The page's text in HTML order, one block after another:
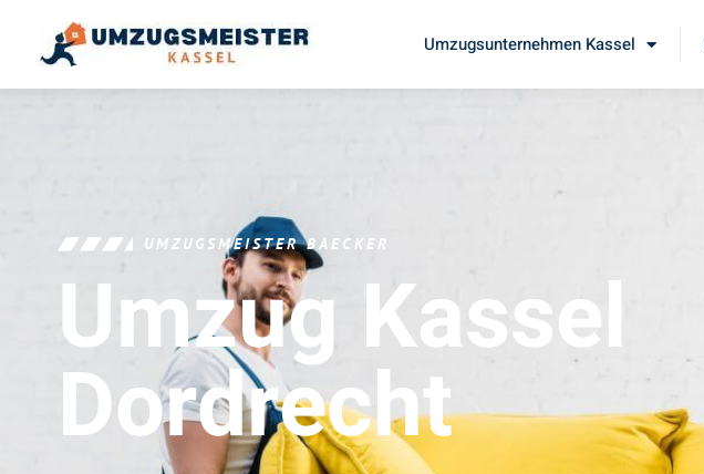
Umzugsunternehmen Kassel
UMZUGSMEISTER BAECKER
Umzug Kassel
Dordrecht